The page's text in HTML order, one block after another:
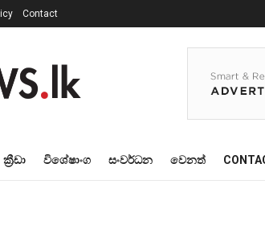
Contact
ක්‍රීඩා විශේෂාංග සංවර්ධන වෙනත්